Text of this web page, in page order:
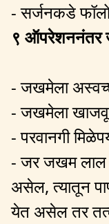
- सर्जनकडे
९ ऑपरेशननंतर
- जखमेला
- जखमेला
- परवानगी
- जर जखम
असेल, त्यातून
येत असेल तर